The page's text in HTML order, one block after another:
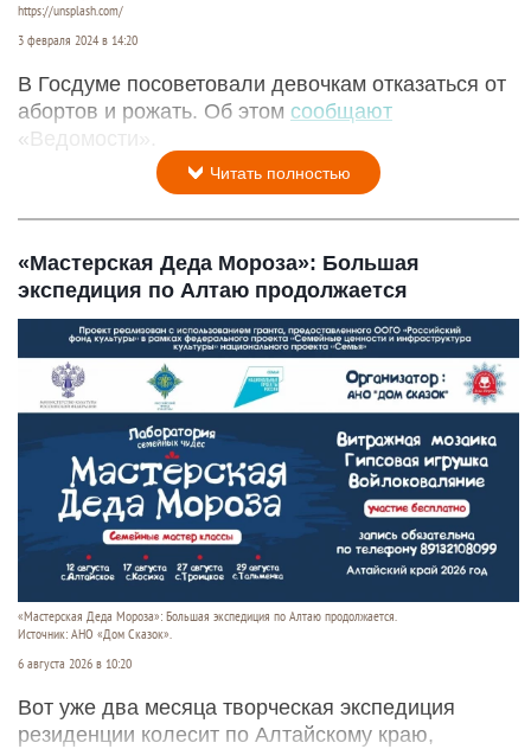
https://unsplash.com/
3 февраля 2024 в 14:20
В Госдуме посоветовали девочкам отказаться от
абортов и рожать. Об этом сообщают
«Ведомости».
Читать полностью
«Мастерская Деда Мороза»: Большая
экспедиция по Алтаю продолжается
«Мастерская Деда Мороза»: Большая экспедиция по Алтаю продолжается.
Источник: АНО «Дом Сказок».
6 августа 2026 в 10:20
Вот уже два месяца творческая экспедиция
резиденции колесит по Алтайскому краю,